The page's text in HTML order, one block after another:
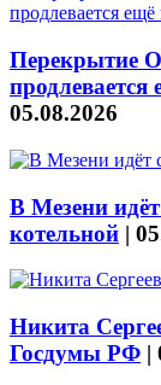
Перекрытие
продлевается
05.08.2026
В Мезени
котельной |
Никита
Госдумы РФ |